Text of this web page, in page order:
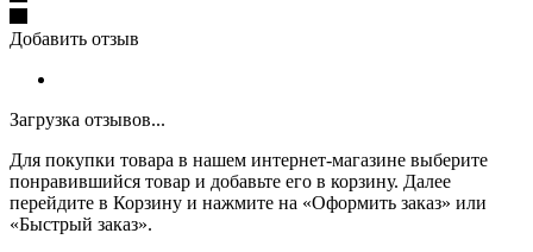
Добавить отзыв
Загрузка отзывов...
Для покупки товара в нашем интернет-магазине выберите
понравившийся товар и добавьте его в корзину. Далее
перейдите в Корзину и нажмите на «Оформить заказ» или
«Быстрый заказ».